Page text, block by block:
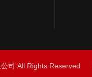
公司 All Rights Reserved